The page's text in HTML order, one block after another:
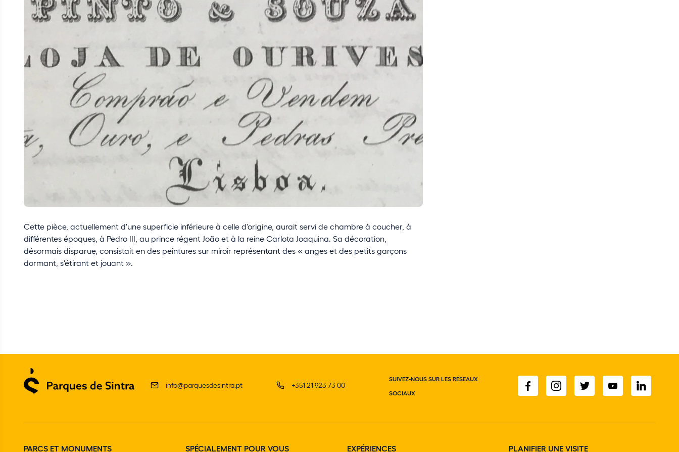
Cette pièce, actuellement d'une superficie inférieure à celle d'origine, aurait servi de chambre à coucher, à
différentes époques, à Pedro III, au prince régent João et à la reine Carlota Joaquina. Sa décoration,
désormais disparue, consistait en des peintures sur miroir représentant des « anges et des petits garçons
dormant, s'étirant et jouant ».
info@parquesdesintra.pt +351 21 923 73 00
SUIVEZ-NOUS SUR LES RÉSEAUX
SOCIAUX
PARCS ET MONUMENTS SPÉCIALEMENT POUR VOUS EXPÉRIENCES PLANIFIER UNE VISITE